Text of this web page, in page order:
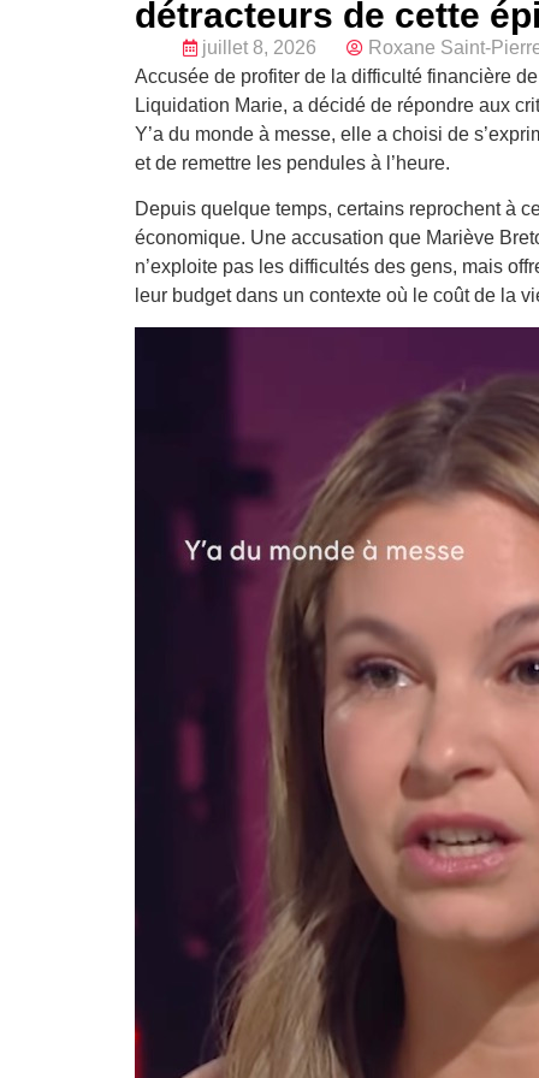
détracteurs de cette
juillet 8, 2026
Roxane Saint-
Accusée de profiter de la difficulté financière
Liquidation Marie, a décidé de répondre aux
Y’a du monde à messe, elle a choisi de
et de remettre les pendules à l’heure.
Depuis quelque temps, certains reprochent à
économique. Une accusation que Mariève
n’exploite pas les difficultés des gens, mais
leur budget dans un contexte où le coût de la